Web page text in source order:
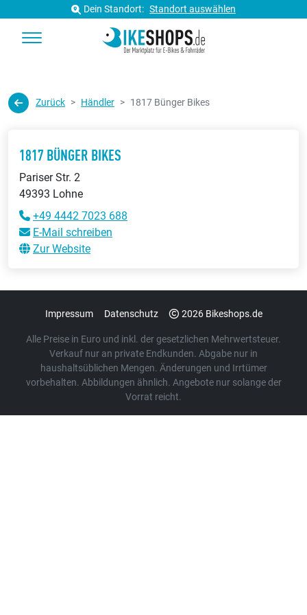
Dein Standort: Standort auswählen
Zurück Händler 1817 Bünger Bikes
1817 BÜNGER BIKES
Pariser Str. 2
49393 Lohne
+49 4442 7023 688
E-Mail schreiben
Zur Website
Impressum Datenschutz 2026 Bikeshops.de
Alle Preise in Euro und inkl. der gesetzlichen Mehrwertsteuer.
Verkauf nur an private Endkunden. Abgabe nur in
haushaltsüblichen Mengen. Änderungen und Irrtümer
vorbehalten. Abbildungen ähnlich. Angebote nur solange der
Vorrat reicht.